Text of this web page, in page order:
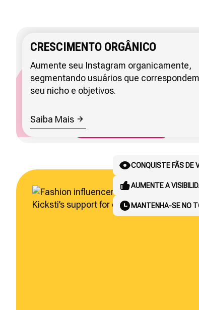
CRESCIMENTO ORGÂNICO
Aumente seu Instagram organicamente,
segmentando usuários que
seu nicho e objetivos.
Saiba Mais
CONQUISTE FÃS DE
AUMENTE A
MANTENHA-SE NO
ALCANCE
ECONOMIZE TEMPO
CONQUISTE
ATRAIA CLIENTES
FECHE MAIS
FUNCIONA ENQUANTO
ESCALE O
SIMPLIFIQUE OS
GERE RESULTADOS